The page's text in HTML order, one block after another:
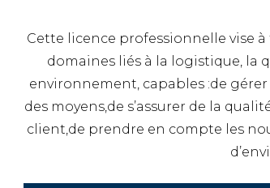
Cette licence professionnelle vise
domaines liés à la logistique, la
environnement, capables :de
des moyens,de s’assurer de la
client,de prendre en compte les